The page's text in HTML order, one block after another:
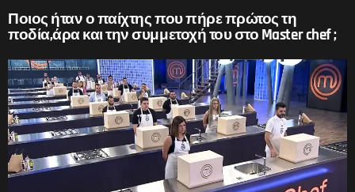
Ποιος ήταν ο παίχτης που πήρε πρώτος τη
ποδία,άρα και την συμμετοχή του στο Master chef ;